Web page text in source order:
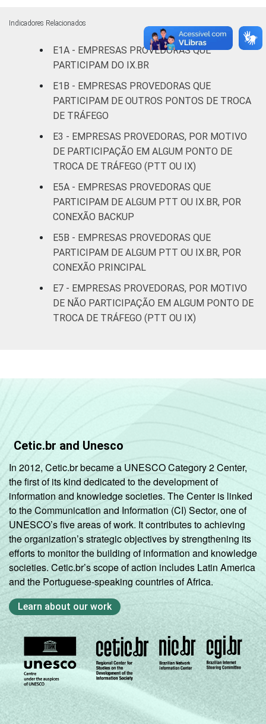
CLASSE
DE
DE
CLIENTES
Sem
informação
23 8 3
Menos de
1.000
16 3 1
De 1.001 a
3.000
clientes
31
De 3.001 a
6.000
clientes
Mais de
clientes
PORTE DO
Micro (até 9
Pequena (de
Média (de 50
a 249
pessoas
ocupadas)
63 5 2
Grande
(mais de 250
pessoas
ocupadas)
61 17 1
informações
Fonte: Núcleo de Informação e Coordenação
do Ponto BR. (2025). Pesquisa sobre o setor
de provimento de serviços de Internet no
Brasil: TIC Provedores 2024 [Tabelas].
Indicadores Relacionados
E1A - EMPRESAS PROVEDORAS QUE
PARTICIPAM DO IX.BR
E1B - EMPRESAS PROVEDORAS QUE
PARTICIPAM DE OUTROS PONTOS DE TROCA
DE TRÁFEGO
E3 - EMPRESAS PROVEDORAS, POR MOTIVO
DE PARTICIPAÇÃO EM ALGUM PONTO DE
TROCA DE TRÁFEGO (PTT OU IX)
E5A - EMPRESAS PROVEDORAS QUE
PARTICIPAM DE ALGUM PTT OU IX.BR, POR
CONEXÃO BACKUP
E5B - EMPRESAS PROVEDORAS QUE
PARTICIPAM DE ALGUM PTT OU IX.BR, POR
CONEXÃO PRINCIPAL
E7 - EMPRESAS PROVEDORAS, POR MOTIVO
DE NÃO PARTICIPAÇÃO EM ALGUM PONTO DE
TROCA DE TRÁFEGO (PTT OU IX)
Cetic.br and Unesco
In 2012, Cetic.br became a UNESCO Category 2 Center,
the first of its kind dedicated to the development of
information and knowledge societies. The Center is linked
to the Communication and Information (CI) Sector, one of
UNESCO’s five areas of work. It contributes to achieving
the organization’s strategic objectives by strengthening its
efforts to monitor the building of information and knowledge
societies. Cetic.br’s scope of action includes Latin America
and the Portuguese-speaking countries of Africa.
Learn about our work